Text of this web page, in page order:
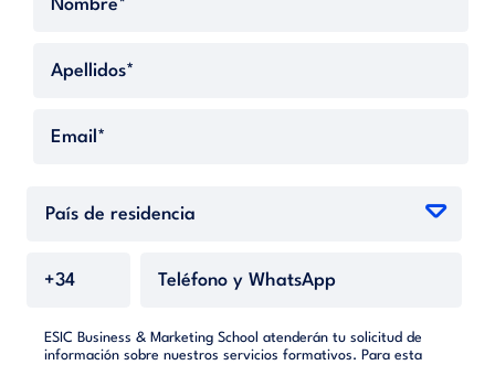
ESIC Business & Marketing School atenderán tu solicitud de
información sobre nuestros servicios formativos. Para esta